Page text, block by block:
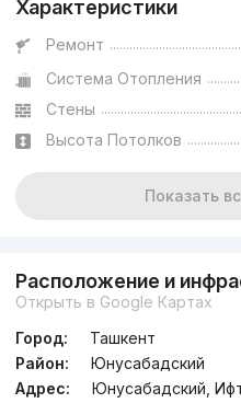
Характеристики
Ремонт
Система Отопления
Стены
Высота Потолков
Показать
Расположение и
Открыть в Google Картах
Город:
Ташкент
Район:
Юнусабадский
Адрес:
Юнусабадский,